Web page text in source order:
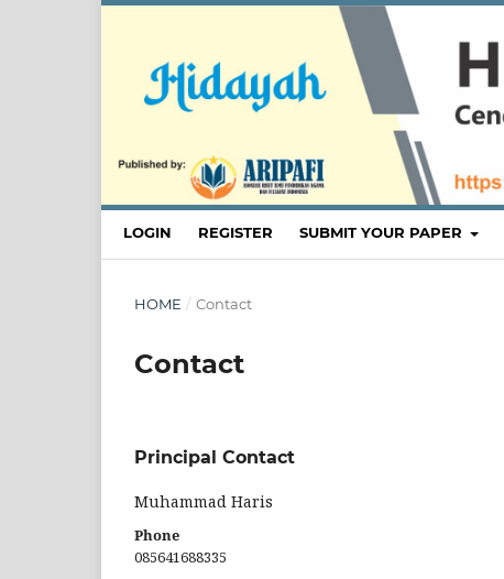
LOGIN REGISTER SUBMIT YOUR PAPER
HOME / Contact
Contact
Principal Contact
Muhammad Haris
Phone
085641688335